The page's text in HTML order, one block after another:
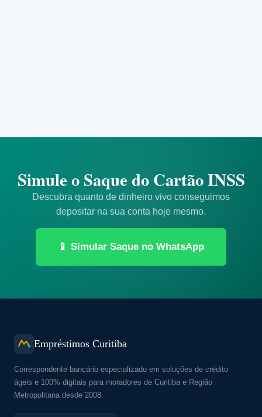
Simule o Saque do Cartão INSS
Descubra quanto de dinheiro vivo conseguimos
depositar na sua conta hoje mesmo.
📱 Simular Saque no WhatsApp
Empréstimos Curitiba
Correspondente bancário especializado em soluções de crédito
ágeis e 100% digitais para moradores de Curitiba e Região
Metropolitana desde 2008.